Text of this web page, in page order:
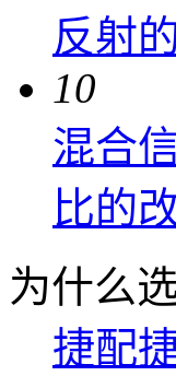
反射
10
混合
比的
为什么
捷配